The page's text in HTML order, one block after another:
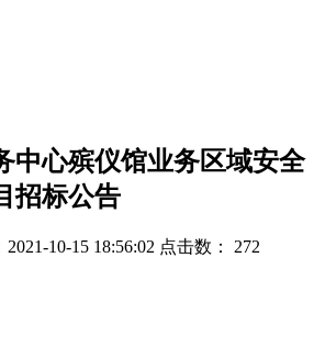
中心殡仪馆业务区域安全
招标公告
10-15 18:56:02 点击数： 272